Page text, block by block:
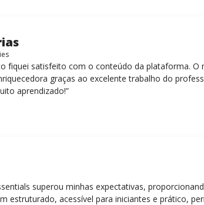
fiquei satisfeito com o conteúdo da plataforma.
graças ao excelente trabalho do
aprendizado!”
superou minhas expectativas,
estruturado, acessível para iniciantes e prático,